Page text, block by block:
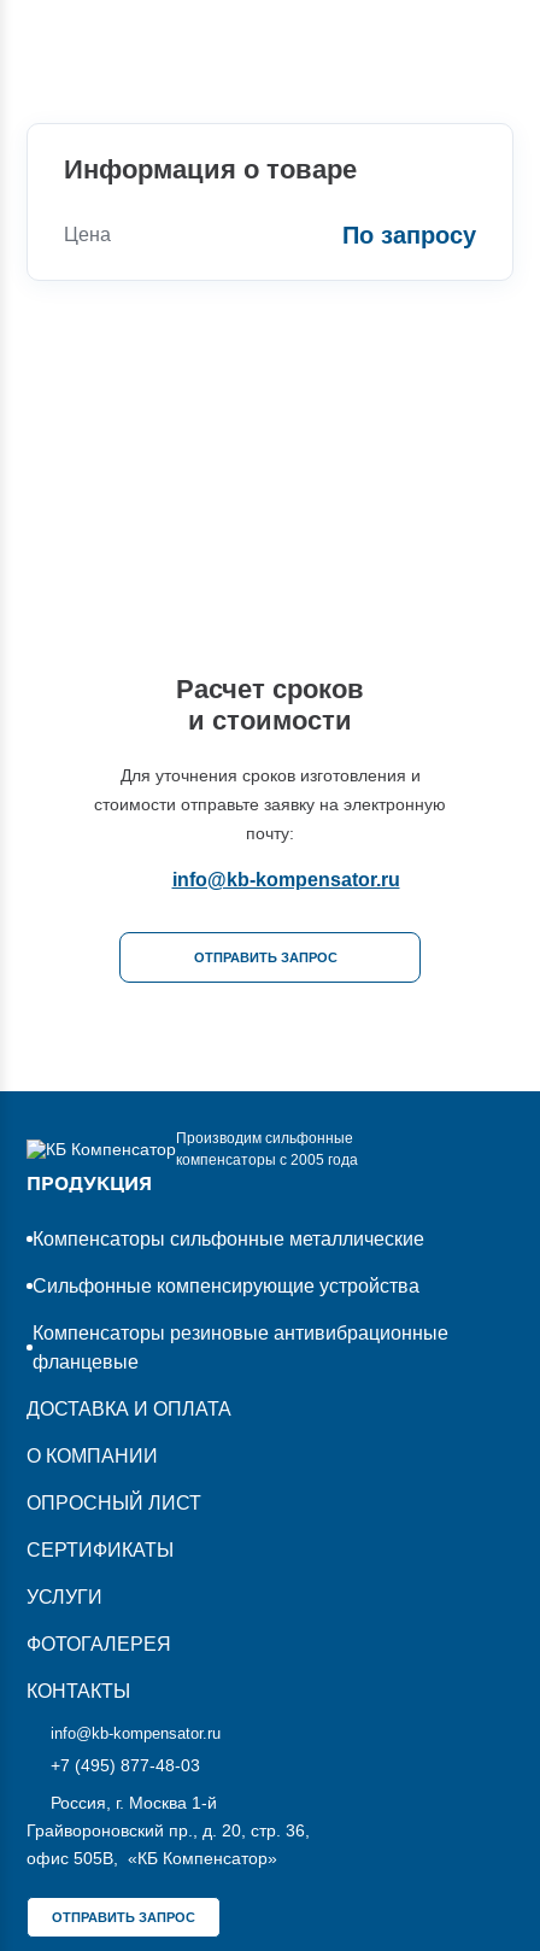
Информация о товаре
Цена По запросу
Расчет сроков
и стоимости
Для уточнения сроков изготовления и
стоимости отправьте заявку на электронную
почту:
info@kb-kompensator.ru
ОТПРАВИТЬ ЗАПРОС
Производим сильфонные
компенсаторы с 2005 года
ПРОДУКЦИЯ
Компенсаторы сильфонные металлические
Сильфонные компенсирующие устройства
Компенсаторы резиновые антивибрационные
фланцевые
ДОСТАВКА И ОПЛАТА
О КОМПАНИИ
ОПРОСНЫЙ ЛИСТ
СЕРТИФИКАТЫ
УСЛУГИ
ФОТОГАЛЕРЕЯ
КОНТАКТЫ
info@kb-kompensator.ru
+7 (495) 877-48-03
Россия, г. Москва 1-й
Грайвороновский пр., д. 20, стр. 36,
офис 505В, «КБ Компенсатор»
ОТПРАВИТЬ ЗАПРОС